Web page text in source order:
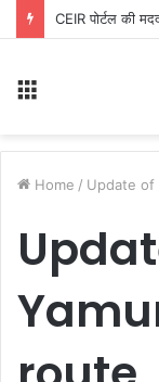
CEIR पोर्टल की
Home / Update of